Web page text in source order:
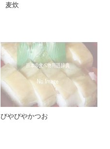
麦炊
びやびやかつお